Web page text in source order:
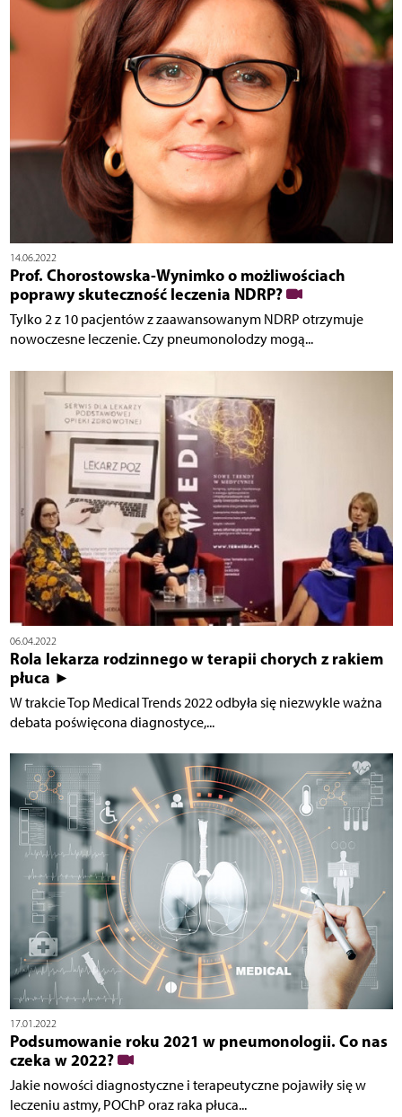
14.06.2022
Prof. Chorostowska-Wynimko o możliwościach
poprawy skuteczność leczenia NDRP?
Tylko 2 z 10 pacjentów z zaawansowanym NDRP otrzymuje
nowoczesne leczenie. Czy pneumonolodzy mogą...
06.04.2022
Rola lekarza rodzinnego w terapii chorych z rakiem
płuca ►
W trakcie Top Medical Trends 2022 odbyła się niezwykle ważna
debata poświęcona diagnostyce,...
17.01.2022
Podsumowanie roku 2021 w pneumonologii. Co nas
czeka w 2022?
Jakie nowości diagnostyczne i terapeutyczne pojawiły się w
leczeniu astmy, POChP oraz raka płuca...